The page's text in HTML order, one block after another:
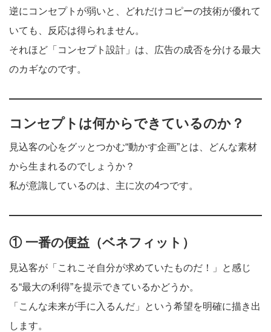
逆にコンセプトが弱いと、どれだけコピーの技術が優れて
いても、反応は得られません。
それほど「コンセプト設計」は、広告の成否を分ける最大
のカギなのです。
コンセプトは何からできているのか？
見込客の心をグッとつかむ“動かす企画”とは、どんな素材
から生まれるのでしょうか？
私が意識しているのは、主に次の4つです。
① 一番の便益（ベネフィット）
見込客が「これこそ自分が求めていたものだ！」と感じ
る“最大の利得”を提示できているかどうか。
「こんな未来が手に入るんだ」という希望を明確に描き出
します。